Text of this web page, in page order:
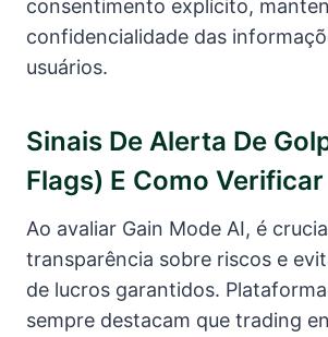
consentimento explícito,
confidencialidade das
usuários.
Sinais De Alerta De
Flags) E Como Verificar
Ao avaliar Gain Mode AI, é
transparência sobre riscos e
de lucros garantidos.
sempre destacam que trading